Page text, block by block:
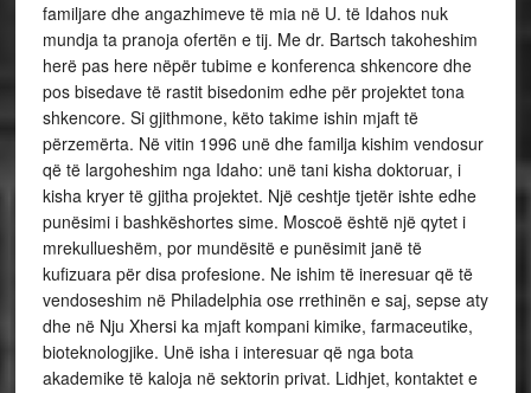
familjare dhe angazhimeve të mia në U. të Idahos nuk
mundja ta pranoja ofertën e tij. Me dr. Bartsch takoheshim
herë pas here nëpër tubime e konferenca shkencore dhe
pos bisedave të rastit bisedonim edhe për projektet tona
shkencore. Si gjithmone, këto takime ishin mjaft të
përzemërta. Në vitin 1996 unë dhe familja kishim vendosur
që të largoheshim nga Idaho: unë tani kisha doktoruar, i
kisha kryer të gjitha projektet. Një ceshtje tjetër ishte edhe
punësimi i bashkëshortes sime. Moscoë është një qytet i
mrekullueshëm, por mundësitë e punësimit janë të
kufizuara për disa profesione. Ne ishim të ineresuar që të
vendoseshim në Philadelphia ose rrethinën e saj, sepse aty
dhe në Nju Xhersi ka mjaft kompani kimike, farmaceutike,
bioteknologjike. Unë isha i interesuar që nga bota
akademike të kaloja në sektorin privat. Lidhjet, kontaktet e